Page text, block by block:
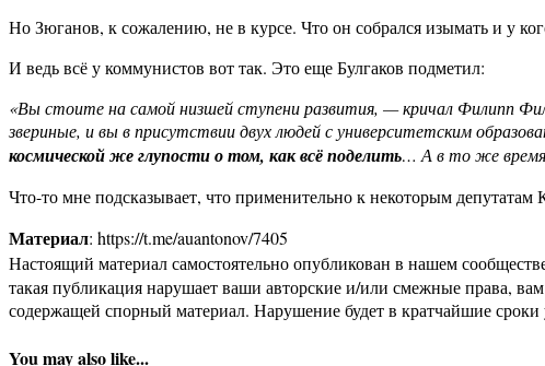
Но Зюганов, к сожалению, не в курсе. Что он собрался изымать и у
И ведь всё у коммунистов вот так. Это еще Булгаков подметил:
«Вы стоите на самой низшей ступени развития, — кричал Филипп
звериные, и вы в присутствии двух людей с университетским
космической же глупости о том, как всё поделить… А в то же время
Что-то мне подсказывает, что применительно к некоторым
Материал: https://t.me/auantonov/7405
Настоящий материал самостоятельно опубликован в нашем
такая публикация нарушает ваши авторские и/или смежные права,
содержащей спорный материал. Нарушение будет в кратчайшие
You may also like...